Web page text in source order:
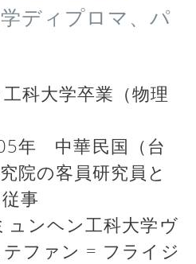
ディプロマ、パ
科大学卒業（物理
年 中華民国（台
院の客員研究員と
事
ンヘン工科大学ヴ
ファン = フライジ